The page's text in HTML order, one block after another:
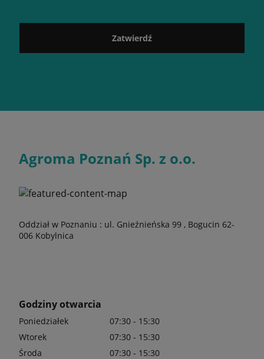
Zatwierdź
Agroma Poznań Sp. z o.o.
Oddział w Poznaniu : ul. Gnieźnieńska 99 , Bogucin 62-
006 Kobylnica
Godziny otwarcia
Poniedziałek
07:30 - 15:30
Wtorek
07:30 - 15:30
Środa
07:30 - 15:30